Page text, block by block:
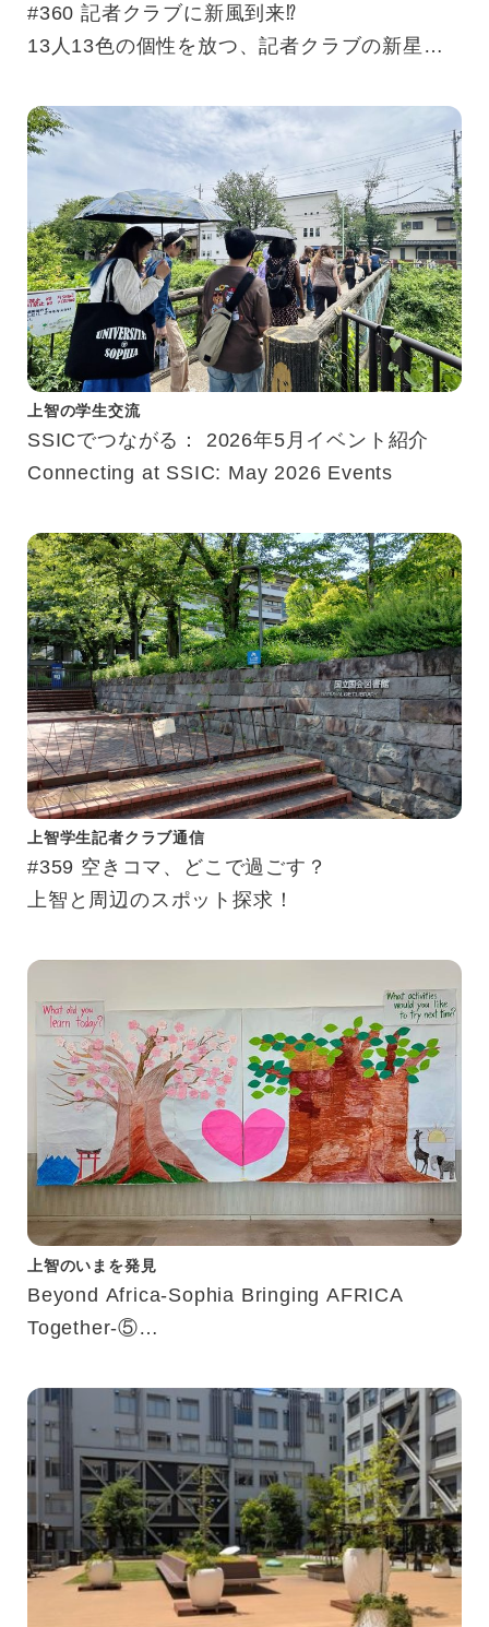
#360 記者クラブに新風到来⁉
13人13色の個性を放つ、記者クラブの新星た
上智の学生交流
SSICでつながる： 2026年5月イベント紹介
Connecting at SSIC: May 2026 Events
上智学生記者クラブ通信
#359 空きコマ、どこで過ごす？
上智と周辺のスポット探求！
上智のいまを発見
Beyond Africa-Sophia Bringing AFRICA
Together-⑤